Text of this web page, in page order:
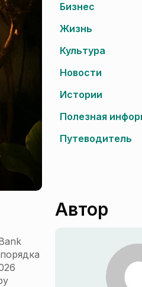
Бизнес
Жизнь
Культура
Новости
Истории
Полезная
Путеводитель
Автор